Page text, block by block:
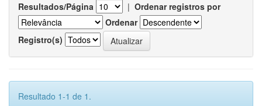
Resultados/Página | Ordenar registros por
Ordenar
Registro(s)
Resultado 1-1 de 1.